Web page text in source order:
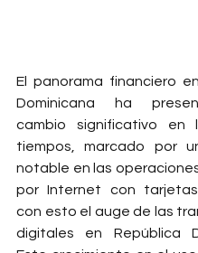
El panorama financiero
Dominicana ha
cambio significativo en
tiempos, marcado por
notable en las
por Internet con
con esto el auge de las
digitales en República